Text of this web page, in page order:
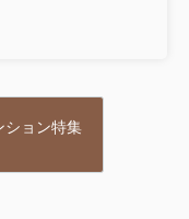
ション特集